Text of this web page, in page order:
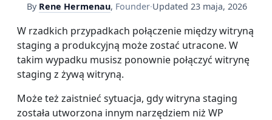
By Rene Hermenau, Founder·Updated 23 maja, 2026
W rzadkich przypadkach połączenie między witryną
staging a produkcyjną może zostać utracone. W
takim wypadku musisz ponownie połączyć witrynę
staging z żywą witryną.
Może też zaistnieć sytuacja, gdy witryna staging
została utworzona innym narzędziem niż WP